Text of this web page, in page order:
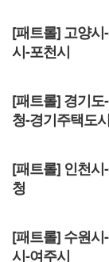
[패트롤] 고양
시-포천시
[패트롤] 경기
청-경기주택도
[패트롤] 인천
청
[패트롤] 수원
시-여주시